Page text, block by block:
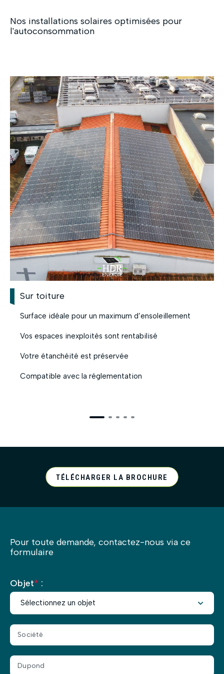
Nos installations solaires optimisées pour
l'autoconsommation
Sur toiture
Surface idéale pour un maximum d’ensoleillement
Vos espaces inexploités sont rentabilisé
Votre étanchéité est préservée
Compatible avec la réglementation
TÉLÉCHARGER LA BROCHURE
Pour toute demande, contactez-nous via ce
formulaire
Objet* :